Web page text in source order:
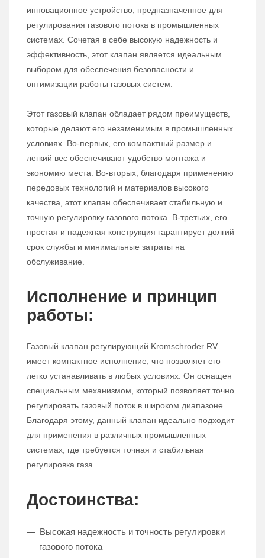
инновационное устройство, предназначенное для
регулирования газового потока в промышленных
системах. Сочетая в себе высокую надежность и
эффективность, этот клапан является идеальным
выбором для обеспечения безопасности и
оптимизации работы газовых систем.
Этот газовый клапан обладает рядом преимуществ,
которые делают его незаменимым в промышленных
условиях. Во-первых, его компактный размер и
легкий вес обеспечивают удобство монтажа и
экономию места. Во-вторых, благодаря применению
передовых технологий и материалов высокого
качества, этот клапан обеспечивает стабильную и
точную регулировку газового потока. В-третьих, его
простая и надежная конструкция гарантирует долгий
срок службы и минимальные затраты на
обслуживание.
Исполнение и принцип
работы:
Газовый клапан регулирующий Kromschroder RV
имеет компактное исполнение, что позволяет его
легко устанавливать в любых условиях. Он оснащен
специальным механизмом, который позволяет точно
регулировать газовый поток в широком диапазоне.
Благодаря этому, данный клапан идеально подходит
для применения в различных промышленных
системах, где требуется точная и стабильная
регулировка газа.
Достоинства:
Высокая надежность и точность регулировки
газового потока